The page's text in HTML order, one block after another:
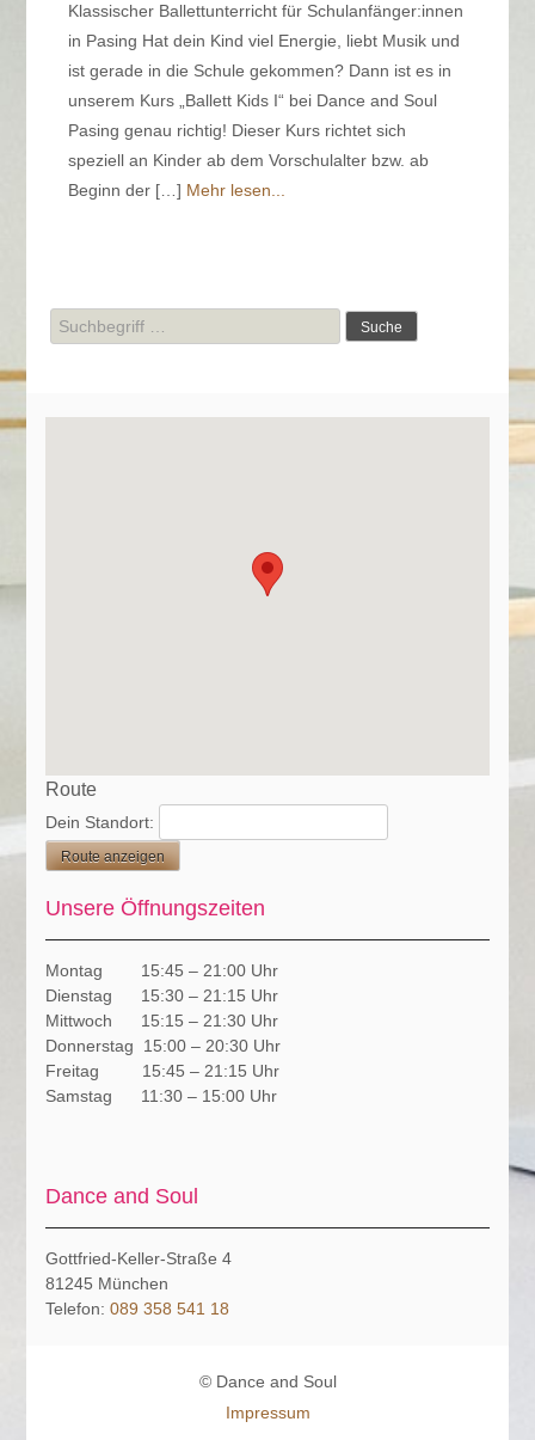
Klassischer Ballettunterricht für Schulanfänger:innen
in Pasing Hat dein Kind viel Energie, liebt Musik und
ist gerade in die Schule gekommen? Dann ist es in
unserem Kurs „Ballett Kids I“ bei Dance and Soul
Pasing genau richtig! Dieser Kurs richtet sich
speziell an Kinder ab dem Vorschulalter bzw. ab
Beginn der […] Mehr lesen...
Suche
nach:
Route
Dein Standort:
Unsere Öffnungszeiten
Montag 15:45 – 21:00 Uhr
Dienstag 15:30 – 21:15 Uhr
Mittwoch 15:15 – 21:30 Uhr
Donnerstag 15:00 – 20:30 Uhr
Freitag 15:45 – 21:15 Uhr
Samstag 11:30 – 15:00 Uhr
Dance and Soul
Gottfried-Keller-Straße 4
81245 München
Telefon:089 358 541 18
© Dance and Soul
Impressum